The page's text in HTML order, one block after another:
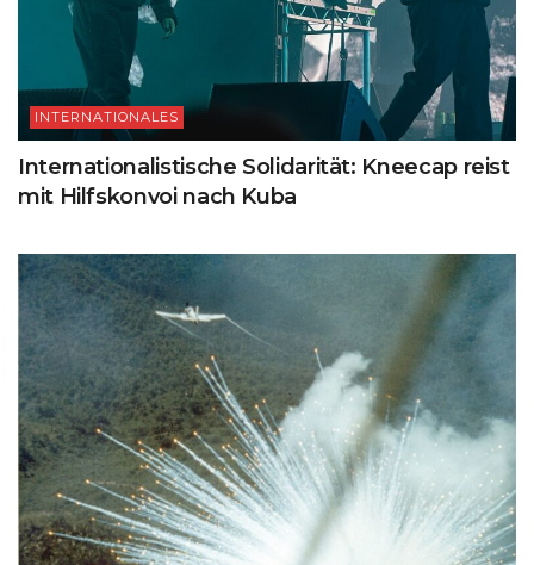
INTERNATIONALES
Internationalistische Solidarität: Kneecap reist
mit Hilfskonvoi nach Kuba